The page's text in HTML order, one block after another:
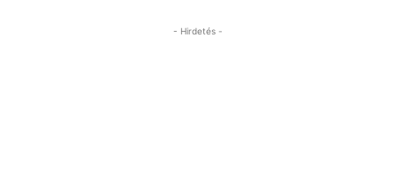
- Hirdetés -